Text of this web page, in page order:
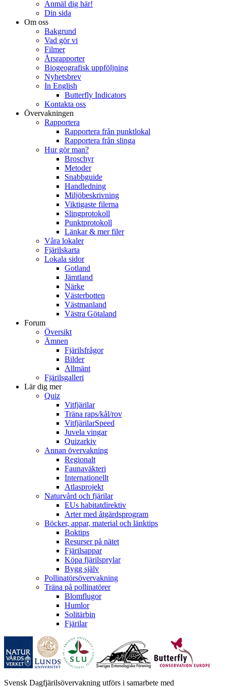
Anmäl dig här!
Din sida
Om oss
Bakgrund
Vad gör vi
Filmer
Årsrapporter
Biogeografisk uppföljning
Nyhetsbrev
In English
Butterfly Indicators
Kontakta oss
Övervakningen
Rapportera
Rapportera från punktlokal
Rapportera från slinga
Hur gör man?
Broschyr
Metoder
Snabbguide
Handledning
Miljöbeskrivning
Viktigaste filerna
Slingprotokoll
Punktprotokoll
Länkar & mer filer
Våra lokaler
Fjärilskarta
Lokala sidor
Gotland
Jämtland
Närke
Västerbotten
Västmanland
Västra Götaland
Forum
Översikt
Ämnen
Fjärilsfrågor
Bilder
Allmänt
Fjärilsgalleri
Lär dig mer
Quiz
Vitfjärilar
Träna raps/kål/rov
VitfjärilarSpeed
Juvela vingar
Quizarkiv
Annan övervakning
Regionalt
Faunaväkteri
Internationellt
Atlasprojekt
Naturvård och fjärilar
EUs habitatdirektiv
Arter med åtgärdsprogram
Böcker, appar, material och länktips
Boktips
Resurser på nätet
Fjärilsappar
Köpa fjärilsprylar
Bygg själv
Pollinatörsövervakning
Träna på pollinatörer
Blomflugor
Humlor
Solitärbin
Fjärilar
Svensk Dagfjärilsövervakning utförs i samarbete med